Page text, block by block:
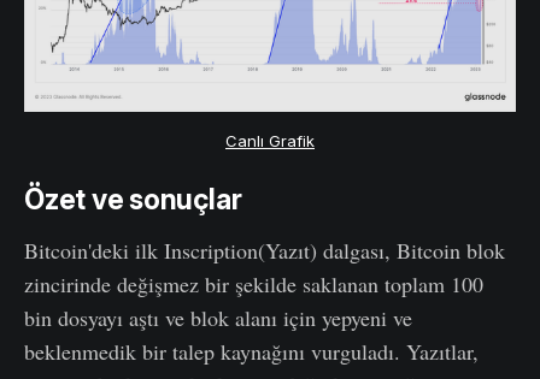
Canlı Grafik
Özet ve sonuçlar
Bitcoin'deki ilk Inscription(Yazıt) dalgası, Bitcoin blok
zincirinde değişmez bir şekilde saklanan toplam 100
bin dosyayı aştı ve blok alanı için yepyeni ve
beklenmedik bir talep kaynağını vurguladı. Yazıtlar,